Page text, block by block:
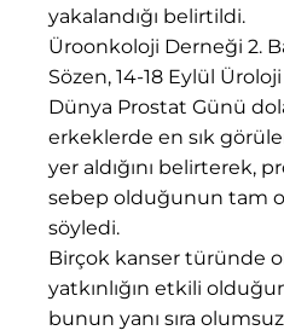
yakalandığı belirtildi.
Üroonkoloji Derneği 2.
Sözen, 14-18 Eylül Üroloji
Dünya Prostat Günü
erkeklerde en sık
yer aldığını belirterek,
sebep olduğunun tam
söyledi.
Birçok kanser türünde
yatkınlığın etkili
bunun yanı sıra